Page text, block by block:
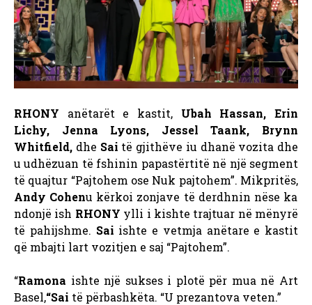
RHONY anëtarët e kastit, Ubah Hassan, Erin
Lichy, Jenna Lyons, Jessel Taank, Brynn
Whitfield, dhe Sai të gjithëve iu dhanë vozita dhe
u udhëzuan të fshinin papastërtitë në një segment
të quajtur “Pajtohem ose Nuk pajtohem”. Mikpritës,
Andy Cohenu kërkoi zonjave të derdhnin nëse ka
ndonjë ish RHONY ylli i kishte trajtuar në mënyrë
të pahijshme. Sai ishte e vetmja anëtare e kastit
që mbajti lart vozitjen e saj “Pajtohem”.
“Ramona ishte një sukses i plotë për mua në Art
Basel,“Sai të përbashkëta. “U prezantova veten.”